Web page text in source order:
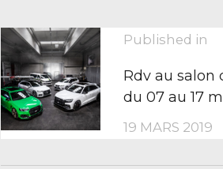
DE
Published in
Rdv au salon
du 07 au 17
19 MARS 2019